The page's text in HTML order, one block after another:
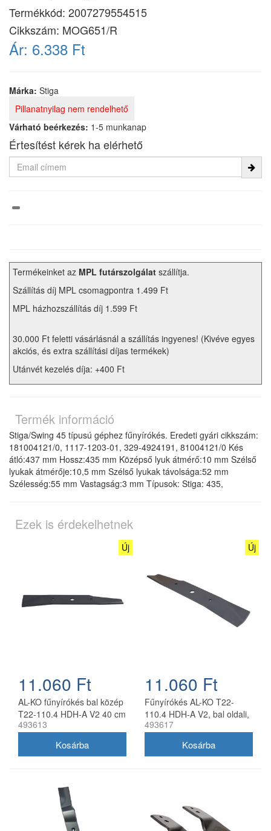
Termékkód: 2007279554515
Cikkszám: MOG651/R
Ár: 6.338 Ft
Márka: Stiga
Pillanatnyilag nem rendelhető
Várható beérkezés: 1-5 munkanap
Értesítést kérek ha elérhető
Termékeinket az MPL futárszolgálat szállítja.
Szállítás díj MPL csomagpontra 1.499 Ft
MPL házhozszállítás díj 1.599 Ft
30.000 Ft feletti vásárlásnál a szállítás ingyenes! (Kivéve egyes
akciós, és extra szállítási díjas termékek)
Utánvét kezelés díja: +400 Ft
Termék információ
Stiga/Swing 45 típusú géphez fűnyírókés. Eredeti gyári cikkszám:
181004121/0, 1117-1203-01, 329-4924191, 81004121/0 Kés
átló:437 mm Hossz:435 mm Középső lyuk átmérő:10 mm Szélső
lyukak átmérője:10,5 mm Szélső lyukak távolsága:52 mm
Szélesség:55 mm Vastagság:3 mm Típusok: Stiga: 435,
Ezek is érdekelhetnek
Új
11.060 Ft
AL-KO fűnyírókés bal közép
T22-110.4 HDH-A V2 40 cm
493613
Új
11.060 Ft
Fűnyírókés AL-KO T22-
110.4 HDH-A V2, bal oldali,
40 cm
493617